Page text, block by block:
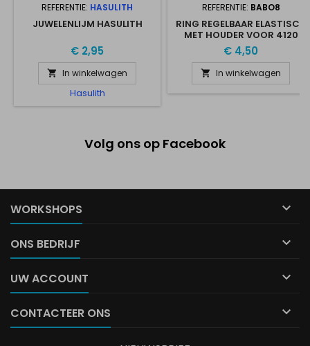
REFERENTIE: HASULITH
JUWELENLIJM HASULITH
€ 2,95
 In winkelwagen
Hasulith
REFERENTIE: BABO8
RING REGELBAAR ELASTISCH
MET HOUDER VOOR 4120
8*6MM
€ 4,50
 In winkelwagen
Volg ons op Facebook
WORKSHOPS 
ONS BEDRIJF 
UW ACCOUNT 
CONTACTEER ONS 